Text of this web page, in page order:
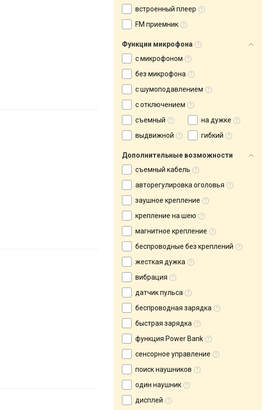
встроенный плеер
FM приемник
Функции микрофона
с микрофоном
без микрофона
с шумоподавлением
с отключением
съемный
на дужке
выдвижной
гибкий
Дополнительные возможности
съемный кабель
авторегулировка оголовья
заушное крепление
крепление на шею
магнитное крепление
беспроводные без креплений
жесткая дужка
вибрация
датчик пульса
беспроводная зарядка
быстрая зарядка
функция Power Bank
сенсорное управление
поиск наушников
один наушник
дисплей